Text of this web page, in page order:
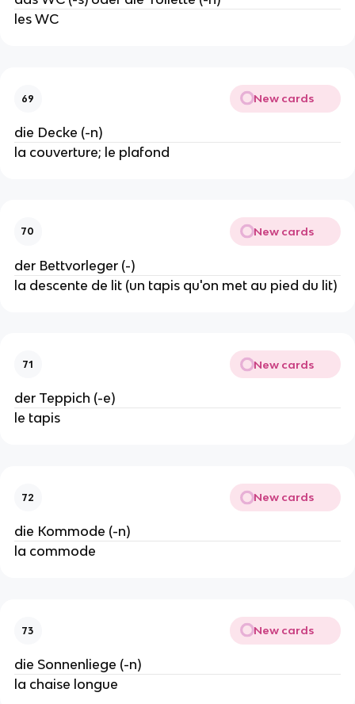
les WC
69 New cards
die Decke (-n)
la couverture; le plafond
70 New cards
der Bettvorleger (-)
la descente de lit (un tapis qu'on met au pied du lit)
71 New cards
der Teppich (-e)
le tapis
72 New cards
die Kommode (-n)
la commode
73 New cards
die Sonnenliege (-n)
la chaise longue